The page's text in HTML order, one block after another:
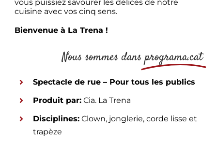
vous puissiez savourer les délices de notre
cuisine avec vos cinq sens.
Bienvenue à La Trena !
Nous sommes dans programa.cat
Spectacle de rue – Pour tous les publics
Produit par: Cia. La Trena
Disciplines: Clown, jonglerie, corde lisse et
trapèze